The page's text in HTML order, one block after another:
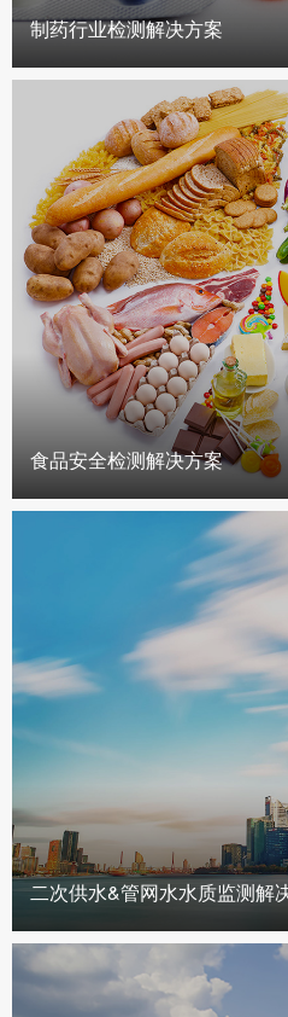
制药行业检测解决方案
食品安全检测解决方案
二次供水&管网水水质监测解